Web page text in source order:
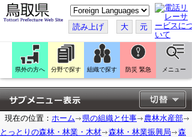
こ
の
ペ
ー
ジ
翻
訳
す
る
読み上げ 大 元
県外の方へ 分野で探す 組織で探す 防災 緊急 メニュー
現在の位置： ホーム 県の組織と仕事
農林水産部
とっとりの森林・林業・木材
森林・林業振興局
森